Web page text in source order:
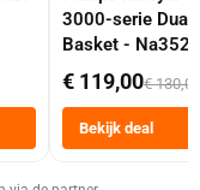
3000-serie Dual
Basket -
Dubbele Mand 9
Tot 6 Personen
Heteluchtfriteuse
Zwart
€ 119,00€ 130,00
Bekijk deal